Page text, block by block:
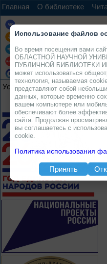
Главная О библиотеке
Услуги Ресурсы Проекты
Использование файлов
Во время посещения вами
ОБЛАСТНОЙ НАУЧНОЙ
ПУБЛИЧНОЙ БИБЛИОТЕКИ
может использоваться
технология, называемая
представляют собой
данных, которые временно
вашем компьютере или
обеспечивают более
сайта. Продолжая
вы соглашаетесь с
cookie.
Политика использования
Принять